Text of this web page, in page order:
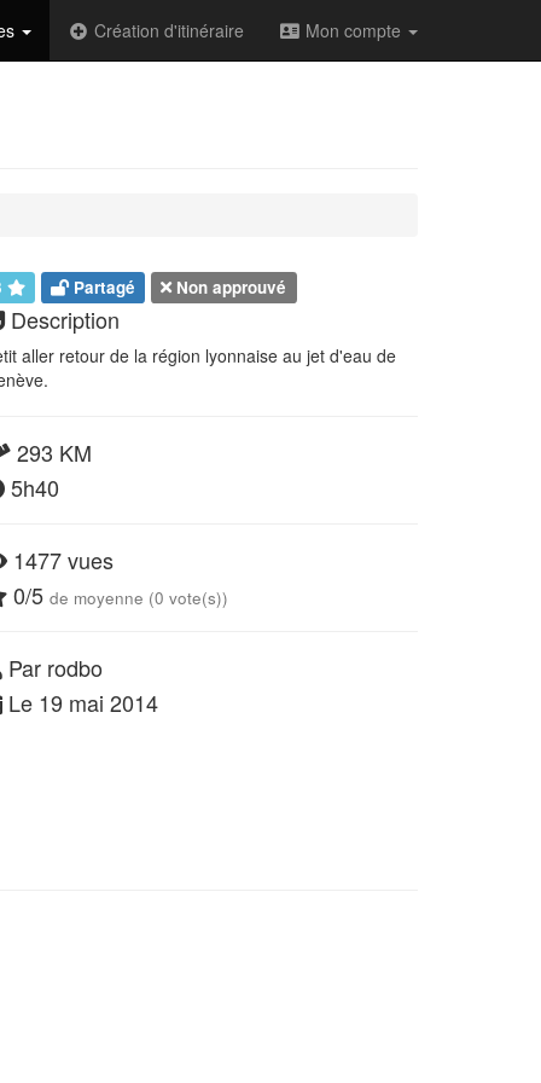
Création d'itinéraire Mon compte
Partagé Non approuvé
Description
aller retour de la région lyonnaise au jet d'eau de
293 KM
5h40
1477 vues
0/5 de moyenne (0 vote(s))
Par rodbo
Le 19 mai 2014